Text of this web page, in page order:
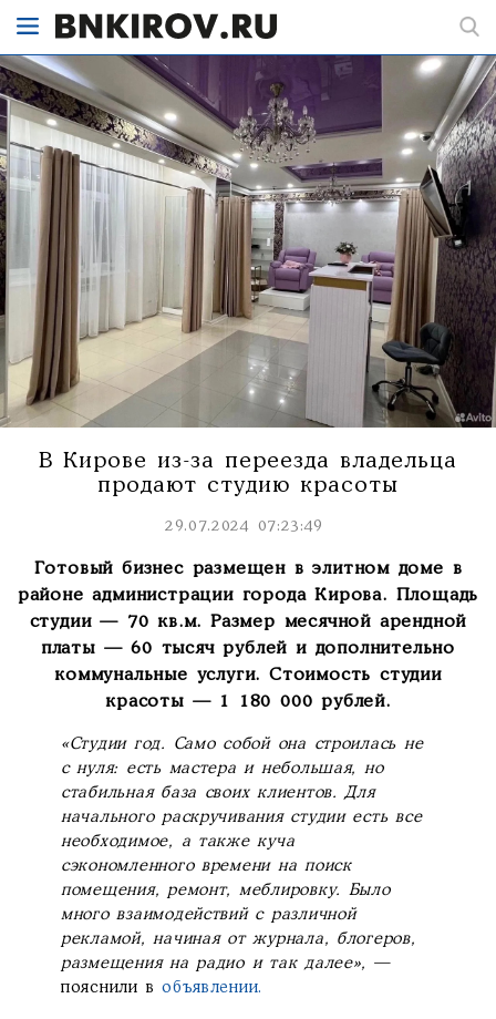
В Кирове из-за переезда владельца
продают студию красоты
29.07.2024 07:23:49
Готовый бизнес размещен в элитном доме в
районе администрации города Кирова. Площадь
студии — 70 кв.м. Размер месячной арендной
платы — 60 тысяч рублей и дополнительно
коммунальные услуги. Стоимость студии
красоты — 1 180 000 рублей.
«Студии год. Само собой она строилась не
с нуля: есть мастера и небольшая, но
стабильная база своих клиентов. Для
начального раскручивания студии есть все
необходимое, а также куча
сэкономленного времени на поиск
помещения, ремонт, меблировку. Было
много взаимодействий с различной
рекламой, начиная от журнала, блогеров,
размещения на радио и так далее», —
пояснили вобъявлении.